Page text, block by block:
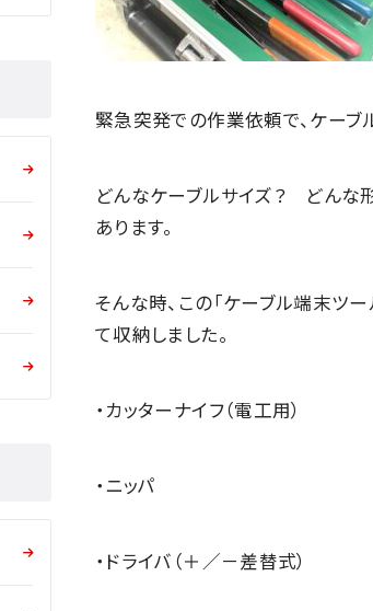
緊急突発での作業依頼で、ケーブ
どんなケーブルサイズ？ どんな
あります。
そんな時、この「ケーブル端末ツ
て収納しました。
・カッターナイフ（電工用）
・ニッパ
・ドライバ（＋／－差替式）